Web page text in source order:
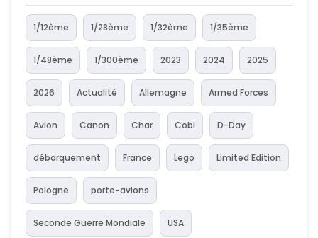
1/12ème 1/28ème 1/32ème 1/35ème
1/48ème 1/300ème 2023 2024 2025
2026 Actualité Allemagne Armed Forces
Avion Canon Char Cobi D-Day
débarquement France Lego Limited Edition
Pologne porte-avions
Seconde Guerre Mondiale USA